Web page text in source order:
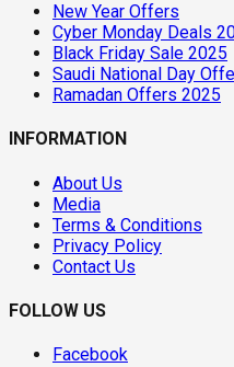
New Year Offers
Cyber Monday Deals
Black Friday Sale 2025
Saudi National Day
Ramadan Offers 2025
INFORMATION
About Us
Media
Terms & Conditions
Privacy Policy
Contact Us
FOLLOW US
Facebook